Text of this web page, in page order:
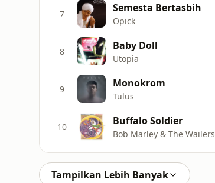
7 Semesta Bertasbih
Opick
8 Baby Doll
Utopia
9 Monokrom
Tulus
10 Buffalo Soldier
Bob Marley & The Wailers
Tampilkan Lebih Banyak